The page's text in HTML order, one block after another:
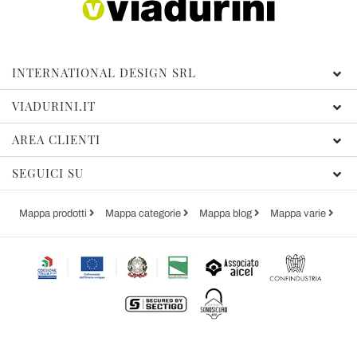
INTERNATIONAL DESIGN SRL
VIADURINI.IT
AREA CLIENTI
SEGUICI SU
Mappa prodotti Mappa categorie Mappa blog Mappa varie